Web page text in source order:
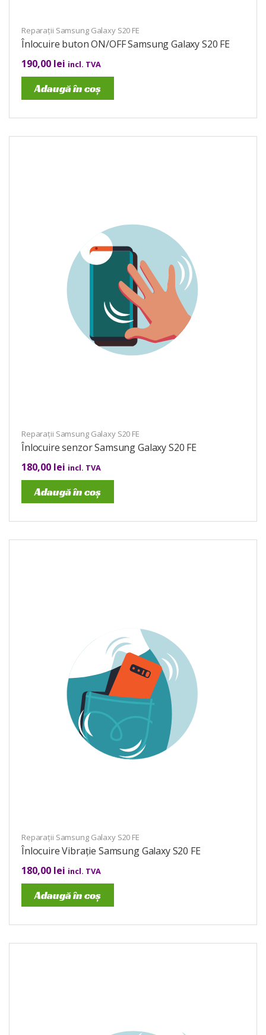
Reparații Samsung Galaxy S20 FE
Înlocuire buton ON/OFF Samsung Galaxy S20 FE
190,00 lei incl. TVA
Adaugă în coș
Reparații Samsung Galaxy S20 FE
Înlocuire senzor Samsung Galaxy S20 FE
180,00 lei incl. TVA
Adaugă în coș
Reparații Samsung Galaxy S20 FE
Înlocuire Vibrație Samsung Galaxy S20 FE
180,00 lei incl. TVA
Adaugă în coș